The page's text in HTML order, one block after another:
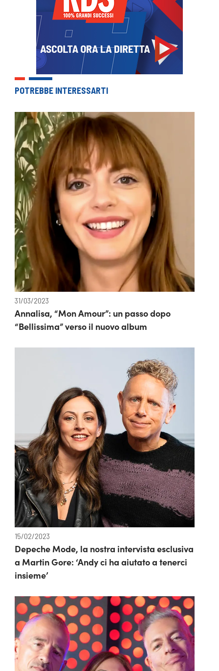
POTREBBE INTERESSARTI
31/03/2023
Annalisa, “Mon Amour”: un passo dopo
“Bellissima” verso il nuovo album
15/02/2023
Depeche Mode, la nostra intervista esclusiva
a Martin Gore: ‘Andy ci ha aiutato a tenerci
insieme’